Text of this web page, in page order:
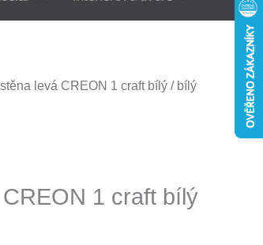
levá CREON 1 craft bílý / bílý
1 craft bílý